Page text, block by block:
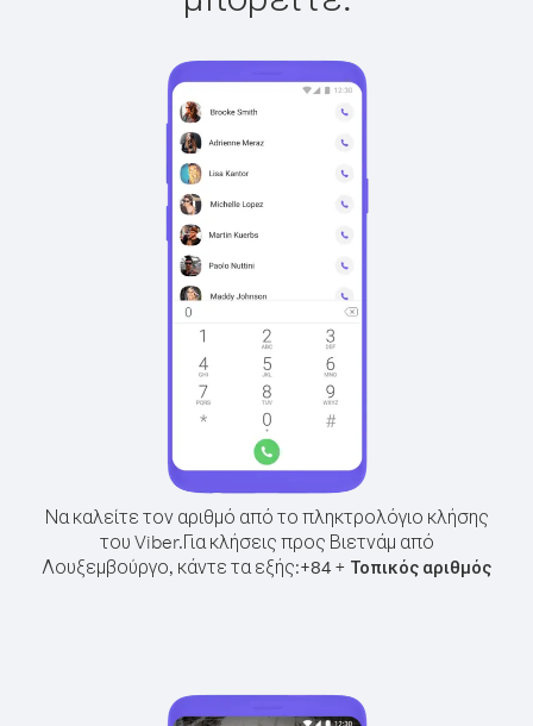
Να καλείτε τον αριθμό από το πληκτρολόγιο κλήσης
του Viber.Για κλήσεις προς Βιετνάμ από
Λουξεμβούργο, κάντε τα εξής:+84 + Τοπικός αριθμός